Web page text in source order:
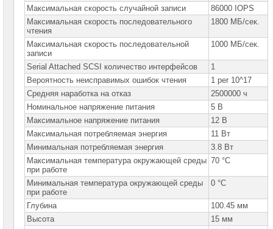
системы
хранения
данных
Компоненты
компьютеров
Компоненты
серверов
Серверные
платформы
Серверные
материнские
платы
Серверные
корпуса
Серверные
процессоры
Максимальная скорость случайной записи
86000 IOPS
Максимальная скорость последовательного
чтения
1800 МБ/сек.
Максимальная скорость последовательной
записи
1000 МБ/сек.
Serial Attached SCSI количество интерфейсов
1
Вероятность неисправимых ошибок чтения
1 per 10^17
Средняя наработка на отказ
2500000 ч
Номинальное напряжение питания
5 В
Максимальное напряжение питания
12 В
Максимальная потребляемая энергия
11 Вт
Минимальная потребляемая энергия
3.8 Вт
Максимальная температура окружающей среды
при работе
70 °C
Минимальная температура окружающей среды
при работе
0 °C
Глубина
100.45 мм
Высота
15 мм